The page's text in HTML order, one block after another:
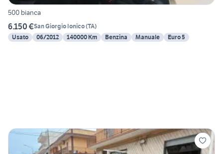
500 bianca
6.150 €San Giorgio Ionico(TA)
Usato
06/2012 140000 Km Benzina Manuale Euro 5